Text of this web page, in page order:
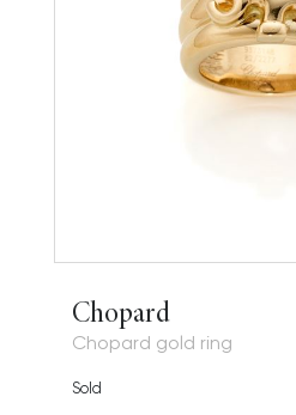
Chopard
Chopard gold ring
Sold